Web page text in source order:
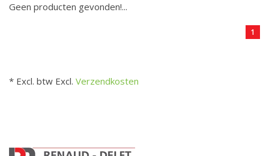
Geen producten gevonden!...
1
* Excl. btw Excl. Verzendkosten